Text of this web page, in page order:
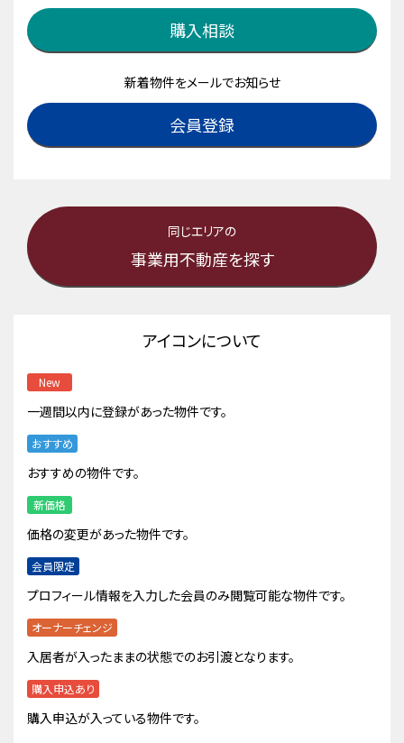
購入相談
新着物件をメールでお知らせ
会員登録
同じエリアの
事業用不動産を探す
アイコンについて
New
一週間以内に登録があった物件です。
おすすめ
おすすめの物件です。
新価格
価格の変更があった物件です。
会員限定
プロフィール情報を入力した会員のみ閲覧可能な物件です。
オーナーチェンジ
入居者が入ったままの状態でのお引渡となります。
購入申込あり
購入申込が入っている物件です。